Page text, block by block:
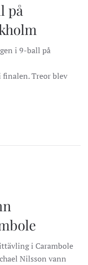
på
i 9-ball på
finalen. Treor blev
i Carambole
Nilsson vann